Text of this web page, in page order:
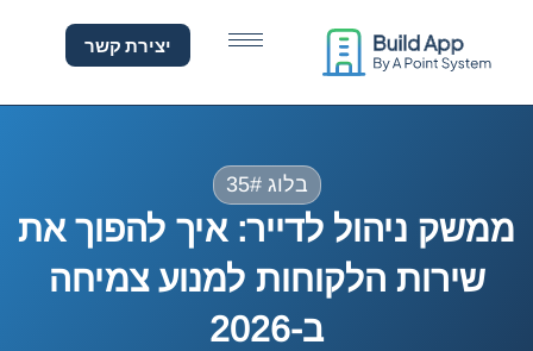
ממשק ניהול לדייר: איך
יצירת קשר
בלוג 35#
ממשק ניהול לדייר: איך להפוך את
שירות הלקוחות למנוע צמיחה
ב-2026